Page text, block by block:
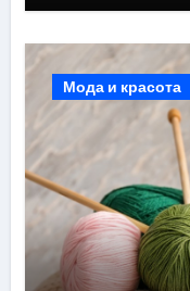
Мода и красота